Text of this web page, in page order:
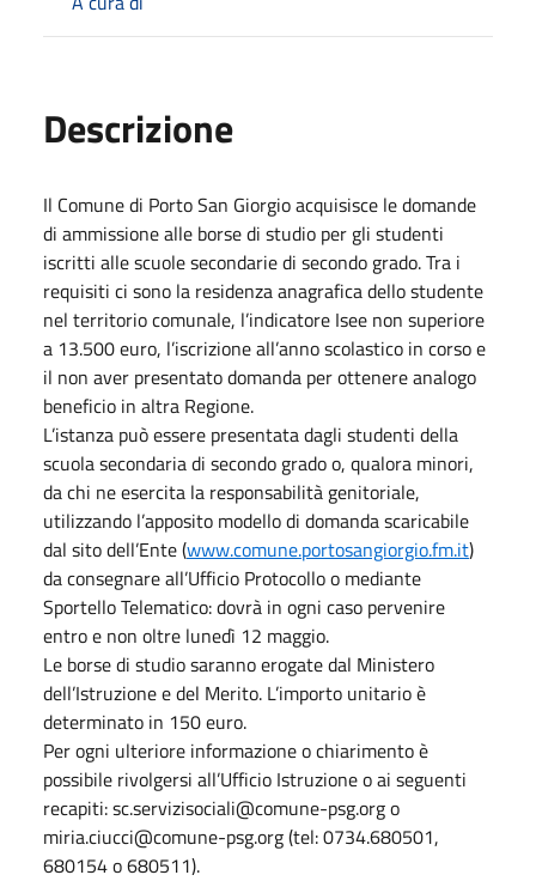
Descrizione
Il Comune di Porto San Giorgio acquisisce le domande
di ammissione alle borse di studio per gli studenti
iscritti alle scuole secondarie di secondo grado. Tra i
requisiti ci sono la residenza anagrafica dello studente
nel territorio comunale, l’indicatore Isee non superiore
a 13.500 euro, l’iscrizione all’anno scolastico in corso e
il non aver presentato domanda per ottenere analogo
beneficio in altra Regione.
L’istanza può essere presentata dagli studenti della
scuola secondaria di secondo grado o, qualora minori,
da chi ne esercita la responsabilità genitoriale,
utilizzando l’apposito modello di domanda scaricabile
dal sito dell’Ente (www.comune.portosangiorgio.fm.it)
da consegnare all’Ufficio Protocollo o mediante
Sportello Telematico: dovrà in ogni caso pervenire
entro e non oltre lunedì 12 maggio.
Le borse di studio saranno erogate dal Ministero
dell’Istruzione e del Merito. L’importo unitario è
determinato in 150 euro.
Per ogni ulteriore informazione o chiarimento è
possibile rivolgersi all’Ufficio Istruzione o ai seguenti
recapiti: sc.servizisociali@comune-psg.org o
miria.ciucci@comune-psg.org (tel: 0734.680501,
680154 o 680511).